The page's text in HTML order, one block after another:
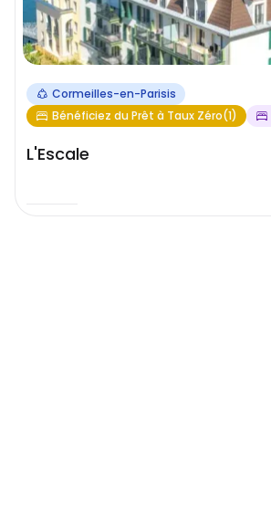
Cormeilles-en-Parisis
Bénéficiez du Prêt à Taux Zéro(1)
L'Escale